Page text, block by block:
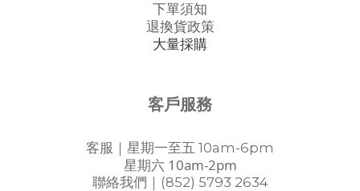
下單須知
退換貨政策
大量採購
客戶服務
客服｜星期一至五 10am-6pm
星期六 10am-2pm
聯絡我們｜(852) 5793 2634